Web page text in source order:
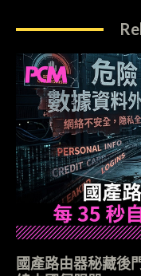
國產路由器秘藏後